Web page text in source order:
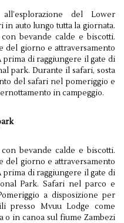
del Lower
in auto lungo tutta la giornata.
bevande calde e biscotti.
del giorno e attraversamento
prima di raggiungere il gate di
park. Durante il safari, sosta
del safari nel pomeriggio e
in campeggio.
bevande calde e biscotti.
del giorno e attraversamento
prima di raggiungere il gate di
Park. Safari nel parco e
a disposizione per
presso Mvuu Lodge come
o in canoa sul fiume Zambezi